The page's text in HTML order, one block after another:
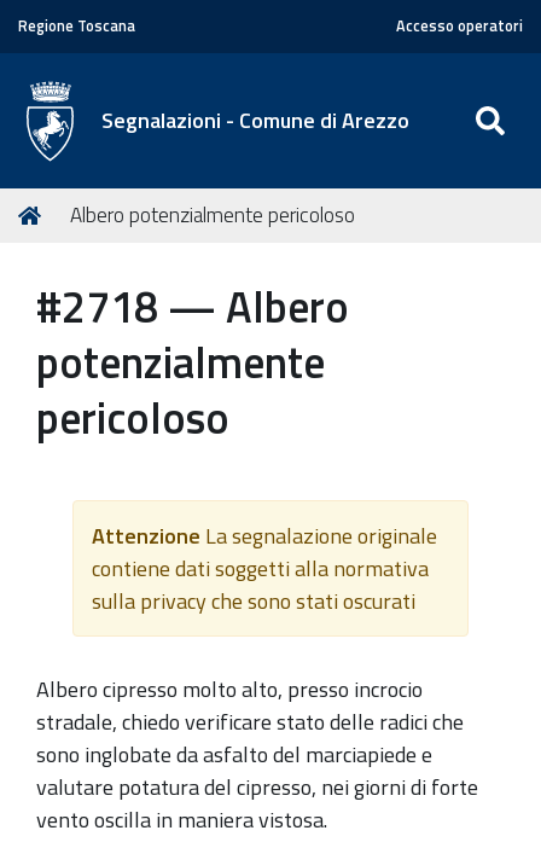
Regione Toscana Accesso operatori
Segnalazioni - Comune di Arezzo
T
Home
Albero potenzialmente pericoloso
#2718 — Albero
potenzialmente
pericoloso
Attenzione La segnalazione originale
contiene dati soggetti alla normativa
sulla privacy che sono stati oscurati
Albero cipresso molto alto, presso incrocio
stradale, chiedo verificare stato delle radici che
sono inglobate da asfalto del marciapiede e
valutare potatura del cipresso, nei giorni di forte
vento oscilla in maniera vistosa.